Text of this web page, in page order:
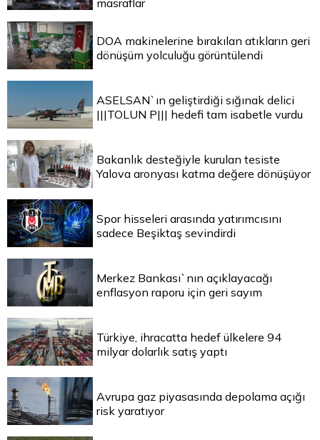
DOA makinelerine bırakılan atıkların geri
dönüşüm yolculuğu görüntülendi
ASELSAN`ın geliştirdiği sığınak delici
|||TOLUN P||| hedefi tam isabetle vurdu
Bakanlık desteğiyle kurulan tesiste
Yalova aronyası katma değere dönüşüyor
Spor hisseleri arasında yatırımcısını
sadece Beşiktaş sevindirdi
Merkez Bankası`nın açıklayacağı
enflasyon raporu için geri sayım
Türkiye, ihracatta hedef ülkelere 94
milyar dolarlık satış yaptı
Avrupa gaz piyasasında depolama açığı
risk yaratıyor